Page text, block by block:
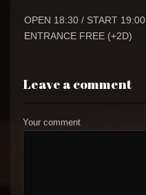
OPEN 18:30 / START 19:00
ENTRANCE FREE (+2D)
Leave a comment
Your comment